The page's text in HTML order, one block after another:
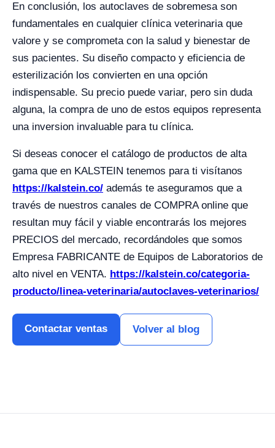
En conclusión, los autoclaves de sobremesa son
fundamentales en cualquier clínica veterinaria que
valore y se comprometa con la salud y bienestar de
sus pacientes. Su diseño compacto y eficiencia de
esterilización los convierten en una opción
indispensable. Su precio puede variar, pero sin duda
alguna, la compra de uno de estos equipos representa
una inversion invaluable para tu clínica.
Si deseas conocer el catálogo de productos de alta
gama que en KALSTEIN tenemos para ti visítanos
https://kalstein.co/ además te aseguramos que a
través de nuestros canales de COMPRA online que
resultan muy fácil y viable encontrarás los mejores
PRECIOS del mercado, recordándoles que somos
Empresa FABRICANTE de Equipos de Laboratorios de
alto nivel en VENTA. https://kalstein.co/categoria-
producto/linea-veterinaria/autoclaves-veterinarios/
Contactar ventas Volver al blog